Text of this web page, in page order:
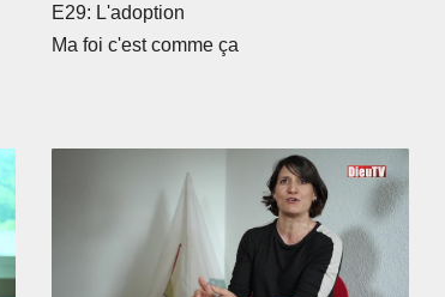
E29: L'adoption
Ma foi c'est comme ça